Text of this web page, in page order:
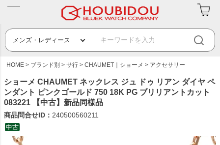
HOME ブランド別 サ行 CHAUMET｜ショーメ アクセサリー
ショーメ CHAUMET ネックレス ジュ ドゥ リアン ダイヤ ペ
ンダント ピンクゴールド 750 18K PG ブリリアントカット
083221 【中古】新品同様品
商品問合せID： 240500560211
中古